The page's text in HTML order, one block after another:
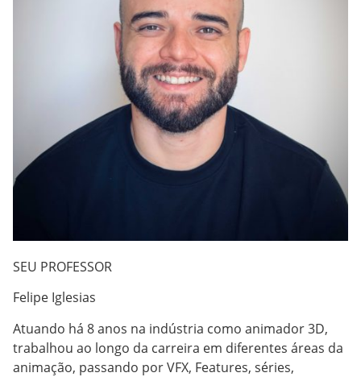
SEU PROFESSOR
Felipe Iglesias
Atuando há 8 anos na indústria como animador 3D,
trabalhou ao longo da carreira em diferentes áreas da
animação, passando por VFX, Features, séries,